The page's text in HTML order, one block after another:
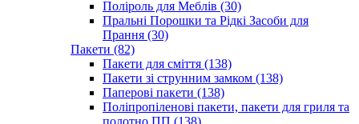
Поліроль для Меблів (30)
Пральні Порошки та Рідкі Засоби для
Прання (30)
Пакети (82)
Пакети для сміття (138)
Пакети зі струнним замком (138)
Паперові пакети (138)
Поліпропіленові пакети, пакети для гриля та
полотно ПП (138)